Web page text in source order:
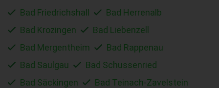
Bad Friedrichshall
Bad Herrenalb
Bad Krozingen
Bad Liebenzell
Bad Mergentheim
Bad Rappenau
Bad Saulgau
Bad Schussenried
Bad Säckingen
Bad Teinach-Zavelstein